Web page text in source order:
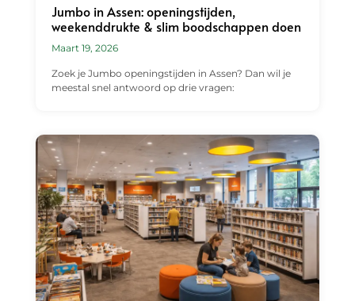
Jumbo in Assen: openingstijden,
weekenddrukte & slim boodschappen doen
Maart 19, 2026
Zoek je Jumbo openingstijden in Assen? Dan wil je
meestal snel antwoord op drie vragen: